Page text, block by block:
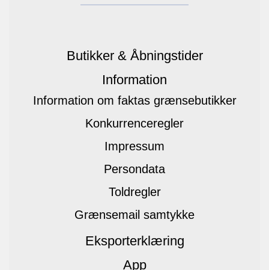
Butikker & Åbningstider
Information
Information om faktas grænsebutikker
Konkurrenceregler
Impressum
Persondata
Toldregler
Grænsemail samtykke
Eksporterklæring
App